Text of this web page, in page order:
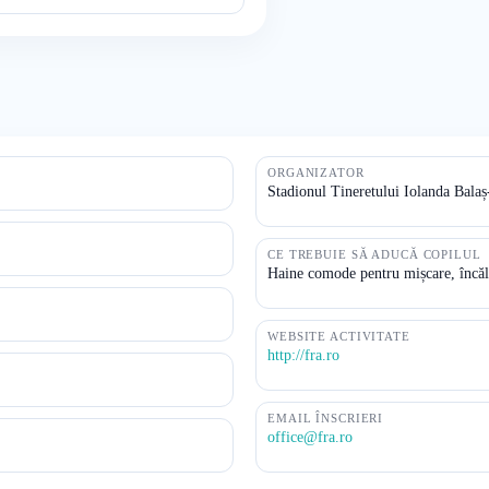
ORGANIZATOR
Stadionul Tineretului Iolanda
CE TREBUIE SĂ ADUCĂ COPILUL
Haine comode pentru mișcare,
WEBSITE ACTIVITATE
http://fra.ro
EMAIL ÎNSCRIERI
office@fra.ro